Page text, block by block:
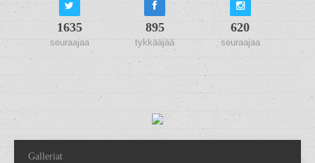
1635
seuraajaa
895
tykkääjää
620
seuraajaa
Galleriat